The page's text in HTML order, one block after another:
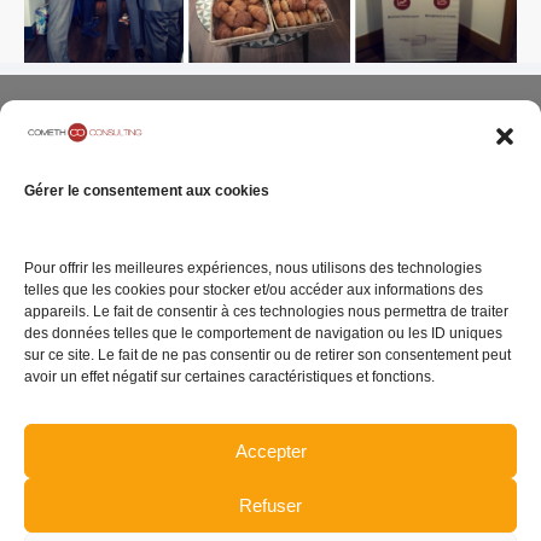
Gérer le consentement aux cookies
Pour offrir les meilleures expériences, nous utilisons des technologies
telles que les cookies pour stocker et/ou accéder aux informations des
appareils. Le fait de consentir à ces technologies nous permettra de traiter
des données telles que le comportement de navigation ou les ID uniques
sur ce site. Le fait de ne pas consentir ou de retirer son consentement peut
avoir un effet négatif sur certaines caractéristiques et fonctions.
Accepter
Refuser
05 rue Geoffroy
Marie
75009 Paris
Notre Cabinet
Carrières
Contact
Mentions légales
Politique de
confidentialité
Politique de gestion